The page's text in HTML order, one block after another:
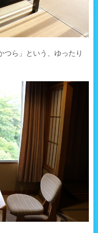
つら」という、ゆったり